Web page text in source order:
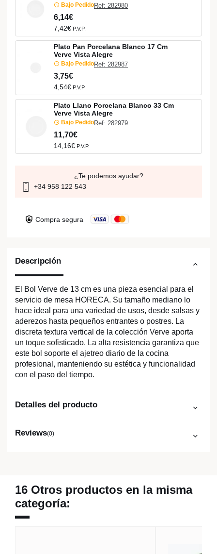
Descripción
El Bol Verve de 13 cm es una pieza esencial para el
servicio de mesa HORECA. Su tamaño mediano lo
hace ideal para una variedad de usos, desde salsas y
aderezos hasta pequeños entrantes o postres. La
discreta textura vertical de la colección Verve aporta
un toque sofisticado. La alta resistencia garantiza que
este bol soporte el ajetreo diario de la cocina
profesional, manteniendo su estética y funcionalidad
con el paso del tiempo.
Detalles del producto
Reviews(0)
Bajo PedidoRef: 282980
6,14€
7,42€ P.V.P.
Plato Pan Porcelana Blanco 17 Cm
Verve Vista Alegre
Bajo PedidoRef: 282987
3,75€
4,54€ P.V.P.
Plato Llano Porcelana Blanco 33 Cm
Verve Vista Alegre
Bajo PedidoRef: 282979
11,70€
14,16€ P.V.P.
¿Te podemos ayudar?
+34 958 122 543
Compra segura
16 Otros productos en la misma
categoría: